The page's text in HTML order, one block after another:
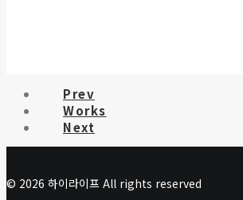
Prev
Works
Next
© 2026 하이라이프 All rights reserved